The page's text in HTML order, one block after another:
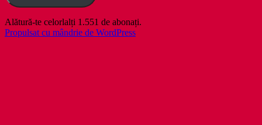
Alătură-te celorlalți 1.551 de abonați.
Propulsat cu mândrie de WordPress